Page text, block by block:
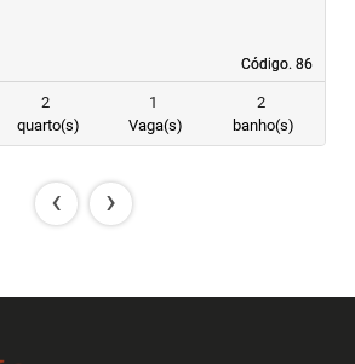
Código. 86
Código. 86
2
quarto(s)
1
Vaga(s)
2
banho(s)
‹ ›